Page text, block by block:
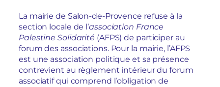
La mairie de Salon-de-Provence refuse à la
section locale de l’association France
Palestine Solidarité (AFPS) de participer au
forum des associations. Pour la mairie, l’AFPS
est une association politique et sa présence
contrevient au règlement intérieur du forum
associatif qui comprend l’obligation de